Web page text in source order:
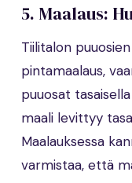
5. Maalaus:
Tiilitalon
pintamaalaus,
puuosat
maali levittyy
Maalauksessa
varmistaa, että